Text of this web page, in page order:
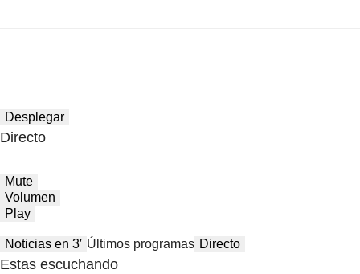
Desplegar
Directo
Mute
Volumen
Play
Noticias en 3′ Últimos programas Directo
Estas escuchando